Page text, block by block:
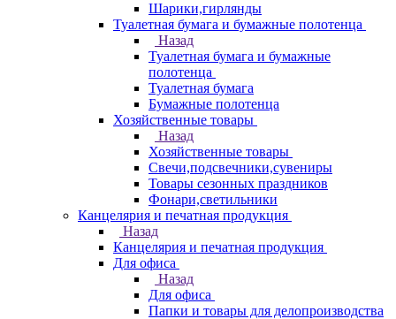
Шарики,гирлянды
Туалетная бумага и бумажные полотенца
Назад
Туалетная бумага и бумажные
полотенца
Туалетная бумага
Бумажные полотенца
Хозяйственные товары
Назад
Хозяйственные товары
Свечи,подсвечники,сувениры
Товары сезонных праздников
Фонари,светильники
Канцелярия и печатная продукция
Назад
Канцелярия и печатная продукция
Для офиса
Назад
Для офиса
Папки и товары для делопроизводства